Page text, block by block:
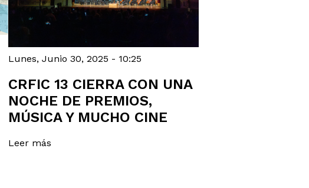
Lunes, Junio 30, 2025 - 10:25
CRFIC 13 CIERRA CON UNA
NOCHE DE PREMIOS,
MÚSICA Y MUCHO CINE
Leer más